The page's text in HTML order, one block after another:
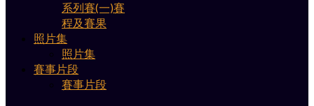
系列賽(一)賽
程及賽果
照片集
照片集
賽事片段
賽事片段